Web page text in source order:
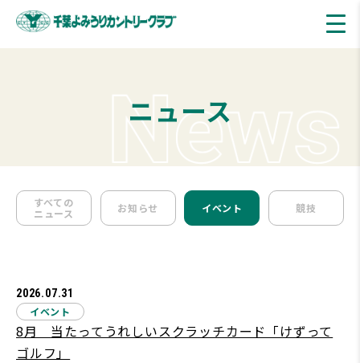
ニュース
すべての
ニュース
お知らせ イベント 競技
2026.07.31
イベント
8月 当たってうれしいスクラッチカード「けずって
ゴルフ」